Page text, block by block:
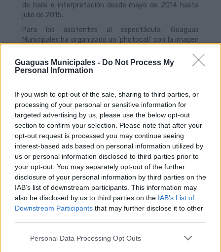
Guaguas Municipales - Do Not Process My
Personal Information
If you wish to opt-out of the sale, sharing to third parties, or
processing of your personal or sensitive information for
targeted advertising by us, please use the below opt-out
section to confirm your selection. Please note that after your
opt-out request is processed you may continue seeing
interest-based ads based on personal information utilized by
us or personal information disclosed to third parties prior to
your opt-out. You may separately opt-out of the further
disclosure of your personal information by third parties on the
IAB’s list of downstream participants. This information may
also be disclosed by us to third parties on the IAB’s List of
Downstream Participants that may further disclose it to other
Personal Data Processing Opt Outs
de baile e interpretación desde mayo de 2014 hasta
julio de 2015.
Para los asistentes al espectáculo, Guaguas
Municipales ha organizado un ‘photocall’ con la imagen
público se podrá realizar una fotografía de recuerdo del
evento. Se premiará con un Bono-10 la foto más
Asimismo, la compañía municipal cederá a la asociación
Mojo de Caña un paquete de entradas dobles para que
puedan acudir a la función, prevista este próximo fin de
semana, acompañado en cada caso de un Bono2 para
poder utilizar la guagua.
La compañía de transporte dispone de servicios al
Teatro Cuyás desde Ciudad Alta con la Línea 33 (parada
en Primero de Mayo), desde Tamaraceite con la 91 (calle
Buenos Aires) a la zona Puerto-Auditorio con las líneas
2, 25 y 17 (Primero de Mayo, San Telmo); o con alguna
de las múltiples líneas desde el Cono Sur, Lomo Blanco o